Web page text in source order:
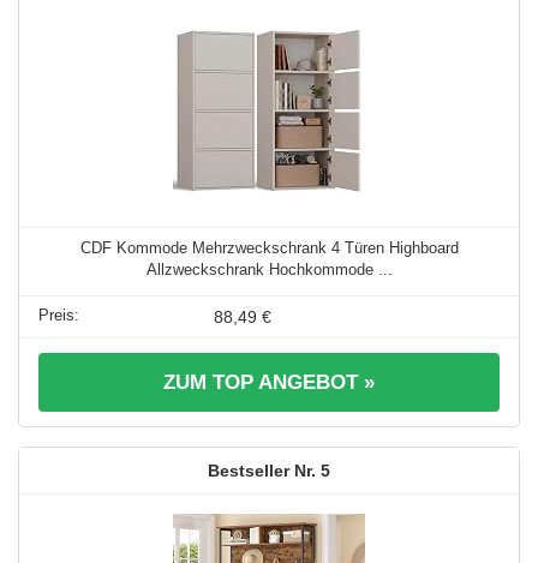
CDF Kommode Mehrzweckschrank 4 Türen Highboard
Allzweckschrank Hochkommode ...
88,49 €
ZUM TOP ANGEBOT »
5